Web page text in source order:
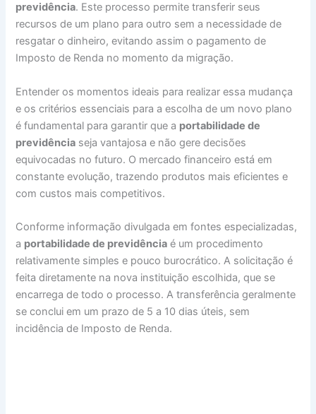
previdência. Este processo permite transferir seus
recursos de um plano para outro sem a necessidade de
resgatar o dinheiro, evitando assim o pagamento de
Imposto de Renda no momento da migração.
Entender os momentos ideais para realizar essa mudança
e os critérios essenciais para a escolha de um novo plano
é fundamental para garantir que a portabilidade de
previdência seja vantajosa e não gere decisões
equivocadas no futuro. O mercado financeiro está em
constante evolução, trazendo produtos mais eficientes e
com custos mais competitivos.
Conforme informação divulgada em fontes especializadas,
a portabilidade de previdência é um procedimento
relativamente simples e pouco burocrático. A solicitação é
feita diretamente na nova instituição escolhida, que se
encarrega de todo o processo. A transferência geralmente
se conclui em um prazo de 5 a 10 dias úteis, sem
incidência de Imposto de Renda.